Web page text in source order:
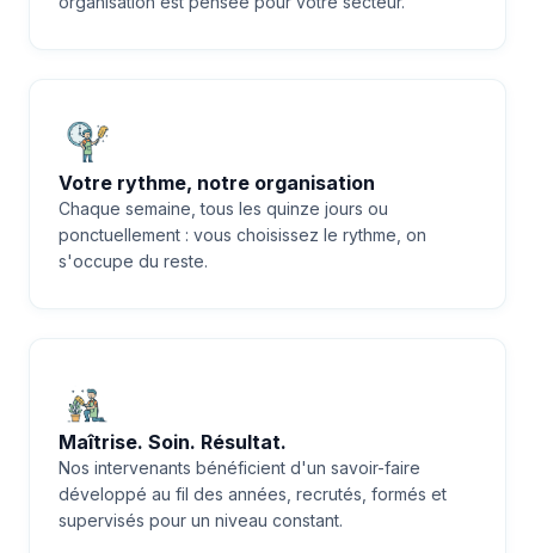
Votre rythme, notre organisation
Chaque semaine, tous les quinze jours ou
ponctuellement : vous choisissez le rythme, on
s'occupe du reste.
Maîtrise. Soin. Résultat.
Nos intervenants bénéficient d'un savoir-faire
développé au fil des années, recrutés, formés et
supervisés pour un niveau constant.